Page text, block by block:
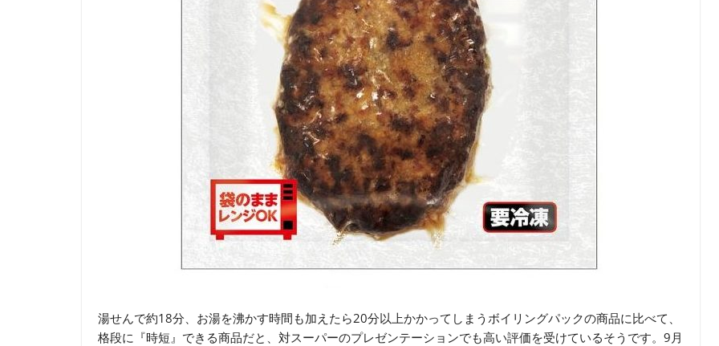
湯せんで約18分、お湯を沸かす時間も加えたら20分以上かかってしまうボイリングパックの商品に比べて、
格段に『時短』できる商品だと、対スーパーのプレゼンテーションでも高い評価を受けているそうです。9月